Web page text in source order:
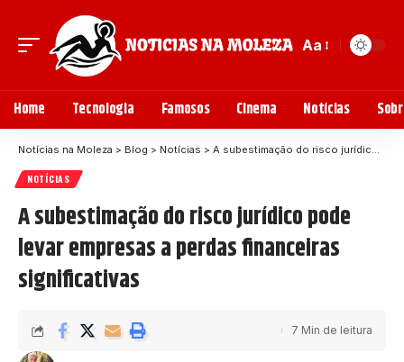
Aa
Home Tecnologia Famosos Cinema Notícias
Notícias na Moleza > Blog > Notícias > A subestimação do risco jurídico pode levar empresas a perdas financeiras significativas
NOTÍCIAS
A subestimação do risco jurídico pode
levar empresas a perdas financeiras
significativas
7 Min de leitura